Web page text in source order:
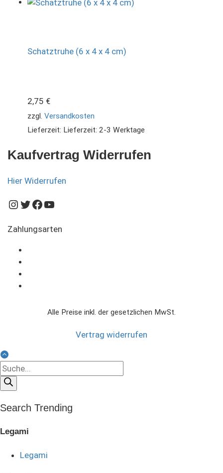
Schatztruhe (6 x 4 x 4 cm)
2,75 €
zzgl. Versandkosten
Lieferzeit: Lieferzeit: 2-3 Werktage
Kaufvertrag Widerrufen
Hier Widerrufen
Instagram
Twitter
Facebook
YouTube
Zahlungsarten
Alle Preise inkl. der gesetzlichen MwSt.
Vertrag widerrufen
Products
search
Search Trending
Legami
Legami